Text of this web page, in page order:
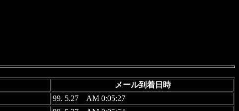
メール到着日時
99. 5.27 AM 0:05:27